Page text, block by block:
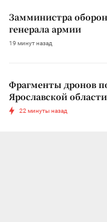
Замминистра
генерала армии
19 минут назад
Фрагменты дронов
Ярославской области
22 минуты назад